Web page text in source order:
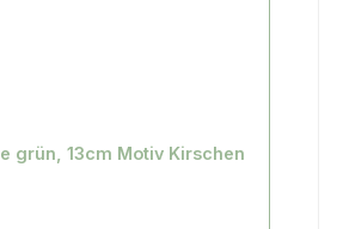
grün, 13cm Motiv Kirschen